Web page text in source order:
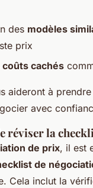
des modèles
prix
coûts cachés
aideront à
avec
réviser la
de prix, il est
de
Cela inclut la